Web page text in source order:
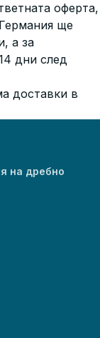
оферта,
ще
а за
дни след
доставки в
на дребно